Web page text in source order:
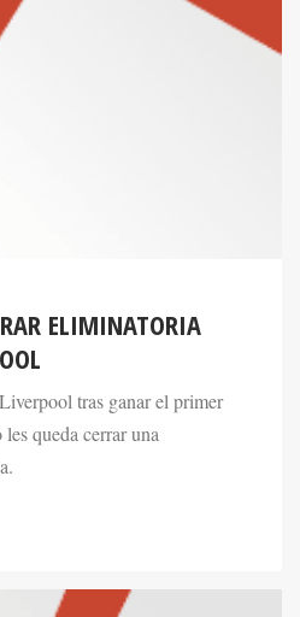
ELIMINATORIA
tras ganar el primer
queda cerrar una